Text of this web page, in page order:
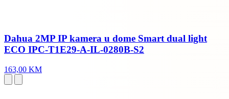
Dahua 2MP IP kamera u dome Smart dual light
ECO IPC-T1E29-A-IL-0280B-S2
163,00 KM